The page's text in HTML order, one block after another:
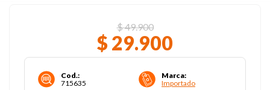
$49.900
$ 29.900
Cod.:
715635
Marca:
Importado